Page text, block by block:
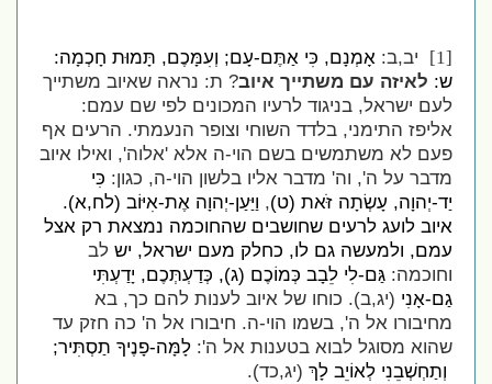
[1] יב,ב:אָמְנָם, כִּי אַתֶּם-עָם; וְעִמָּכֶם, תָּמוּת חָכְמָה:
ש:לאיזה עם משתייך איוב? ת: נראה שאיוב משתייך
לעם ישראל, בניגוד לרעיו המכונים לפי שם עמם:
אליפז התימני, בלדד השוחי וצופר הנעמתי. הרעים אף
פעם לא משתמשים בשם הוי-ה אלא 'אלוה', ואילו איוב
מדבר על ה', וה' מדבר אליו בלשון הוי-ה, כגון:כִּי
יַד-יְהוָה, עָשְׂתָה זֹּאת (ט),וַיַּעַן-יְהוָה אֶת-אִיּוֹב (לח,א).
איוב לועג לרעים שחושבים שהחוכמה נמצאת רק אצל
עמם, ולמעשה גם לו, כחלק מעם ישראל, ישלב
וחוכמה:גַּם-לִי לֵבָב כְּמוֹכֶם (ג), כְּדַעְתְּכֶם, יָדַעְתִּי
גַם-אָנִי(יג,ב). כוחו של איוב לענות להם כך, בא
מחיבורו אל ה', בשמו הוי-ה. חיבורו אל ה' כה חזק עד
שהוא מסוגל לבוא בטענות אל ה':לָמָּה-פָנֶיךָ תַסְתִּיר;
וְתַחְשְׁבֵנִי לְאוֹיֵב לָךְ(יג,כד).